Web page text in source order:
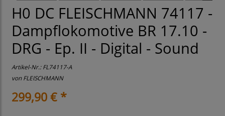
H0 DC FLEISCHMANN 74117 -
Dampflokomotive BR 17.10 -
DRG - Ep. II - Digital - Sound
Artikel-Nr.:FL74117-A
vonFLEISCHMANN
299,90 € *